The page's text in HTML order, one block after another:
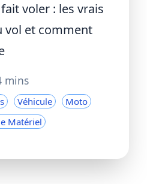
voler : les vrais
vol et comment
mins
Véhicule
Moto
Matériel